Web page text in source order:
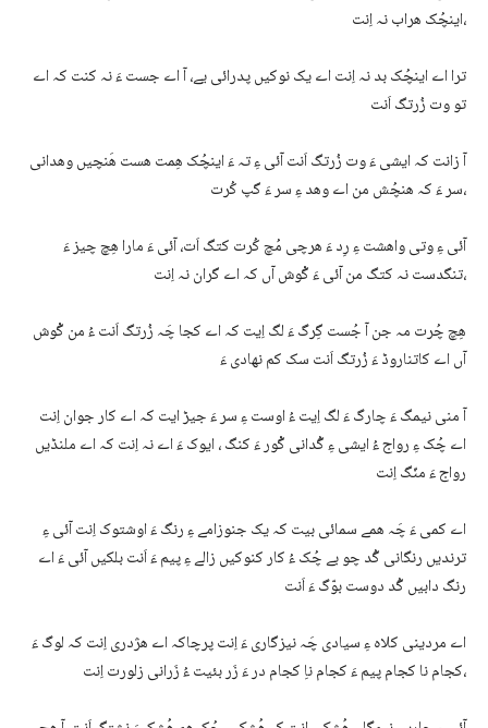
اینچُک ھراب نہ اِنت،
ترا اے اینچُک بد نہ اِنت اے یک نوکیں پدرائی یے، آ اے جست ءَ نہ کنت کہ اے
تو وت زُرتگ اَنت
آ زانت کہ ایشی ءَ وت زُرتگ اَنت آئی ءِ تہ ءَ اینچُک ھِمت ھست ھَنچیں وھدانی
سر ءَ کہ ھنچُش من اے وھد ءِ سر ءَ گپ کُرت،
آئی ءِ وتی واھشت ءِ رِد ءَ ھرچی مُچ کُرت کتگ اَت، آئی ءَ مارا ھِچ چیز ءَ
تنگدست نہ کتگ من آئی ءَ گْوش آں کہ اے گران نہ اِنت،
ھِچ چُرت مہ جن آ جُست گِرگ ءَ لگ اِیت کہ اے کجا چَہ زُرتگ اَنت ءُ من گْوش
آں اے کاتناروڈ ءَ زُرتگ اَنت سک کم نھادی ءَ
آ منی نیمگ ءَ چارگ ءَ لگ اِیت ءُ اوست ءِ سر ءَ جیڑ ایت کہ اے کار جوان اِنت
اے چُک ءِ رواج ءُ ایشی ءِ گُدانی گْور ءَ کنگ ، ایوک ءَ اے نہ اِنت کہ اے ملنڈیں
رواج ءَ منّگ اِنت
اے کمی ءَ چَہ ھمے سمائی بیت کہ یک جنوزامے ءِ رنگ ءَ اوشتوک اِنت آئی ءِ
ترندیں رنگانی گُد چو بے چُک ءُ کار کنوکیں زالے ءِ پیم ءَ اَنت بلکیں آئی ءَ اے
رنگ دابیں گُد دوست بوّگ ءَ اَنت
اے مردینی کلاہ ءِ سیادی چَہ نیزگاری ءَ اِنت پرچاکہ اے ھژدری اِنت کہ لوگ ءَ
کجام نا کجام پیم ءَ کجام ناِ کجام در ءَ زَر بئیت ءُ زَرانی زلورت اِنت،